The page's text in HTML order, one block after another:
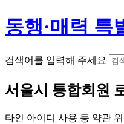
동행·매력 특
검색어를 입력해 주세요
서울시 통합회원
타인 아이디 사용 등 약관